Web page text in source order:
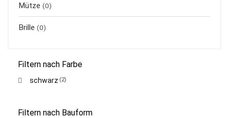
Mütze (0)
Brille (0)
Filtern nach Farbe
schwarz (2)
Filtern nach Bauform